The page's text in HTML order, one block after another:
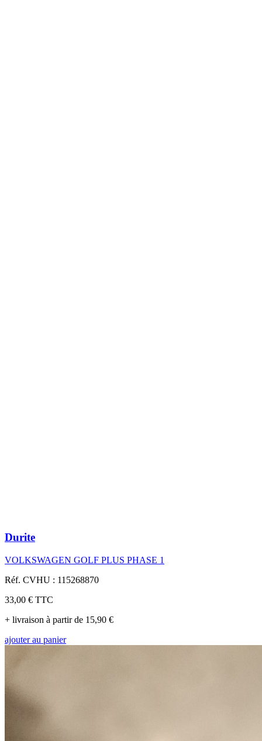
Durite
VOLKSWAGEN GOLF PLUS PHASE 1
Réf. CVHU : 115268870
33,00 € TTC
+ livraison à partir de 15,90 €
ajouter au panier